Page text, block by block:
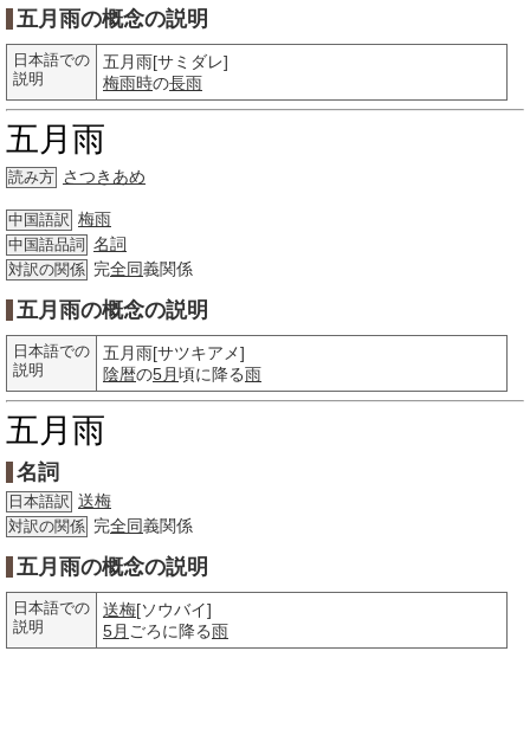
五月雨の概念の説明
日本語での
説明
五月雨[サミダレ]
梅雨時の長雨
五月雨
読み方 さつきあめ
中国語訳 梅雨
中国語品詞 名詞
対訳の関係 完全同義関係
五月雨の概念の説明
日本語での
説明
五月雨[サツキアメ]
陰暦の5月頃に降る雨
五月雨
名詞
日本語訳 送梅
対訳の関係 完全同義関係
五月雨の概念の説明
日本語での
説明
送梅[ソウバイ]
5月 ごろに降る雨